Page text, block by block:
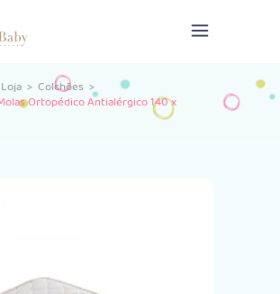
Loja > Colchões >
Ortopédico Antialérgico 140 x